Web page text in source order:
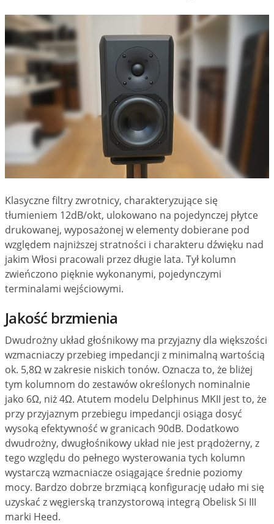
Klasyczne filtry zwrotnicy, charakteryzujące się
tłumieniem 12dB/okt, ulokowano na pojedynczej płytce
drukowanej, wyposażonej w elementy dobierane pod
względem najniższej stratności i charakteru dźwięku nad
jakim Włosi pracowali przez długie lata. Tył kolumn
zwieńczono pięknie wykonanymi, pojedynczymi
terminalami wejściowymi.
Jakość brzmienia
Dwudrożny układ głośnikowy ma przyjazny dla większości
wzmacniaczy przebieg impedancji z minimalną wartością
ok. 5,8Ω w zakresie niskich tonów. Oznacza to, że bliżej
tym kolumnom do zestawów określonych nominalnie
jako 6Ω, niż 4Ω. Atutem modelu Delphinus MKII jest to, że
przy przyjaznym przebiegu impedancji osiąga dosyć
wysoką efektywność w granicach 90dB. Dodatkowo
dwudrożny, dwugłośnikowy układ nie jest prądożerny, z
tego względu do pełnego wysterowania tych kolumn
wystarczą wzmacniacze osiągające średnie poziomy
mocy. Bardzo dobrze brzmiącą konfigurację udało mi się
uzyskać z węgierską tranzystorową integrą Obelisk Si III
marki Heed.